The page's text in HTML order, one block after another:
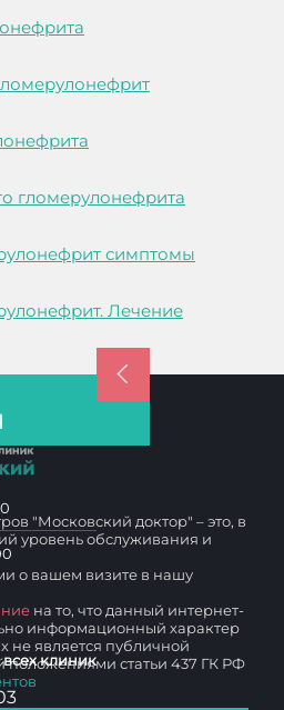
гломерулонефрита
симптомы
Лечение
клиник
"Московский доктор" – это, в
уровень обслуживания и
о вашем визите в нашу
на то, что данный интернет-
информационный характер
не является публичной
положениями статьи 437 ГК РФ